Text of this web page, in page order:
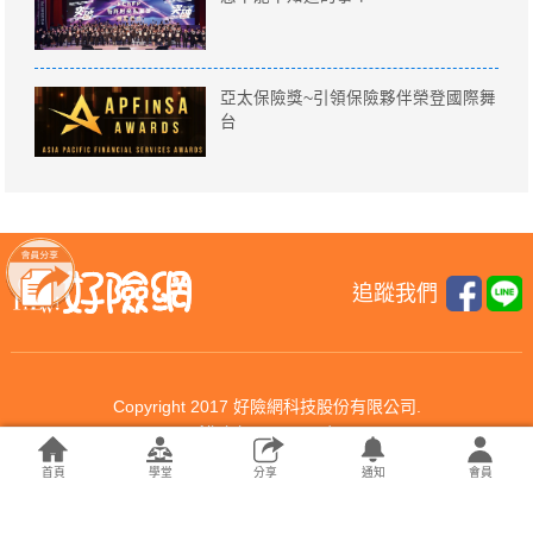
亞太保險獎~引領保險夥伴榮登國際舞
台
追蹤我們
Copyright 2017 好險網科技股份有限公司.
All rights reserved.